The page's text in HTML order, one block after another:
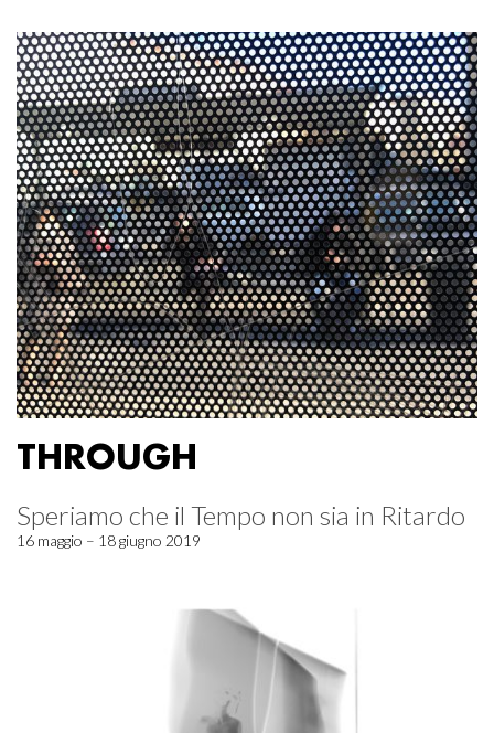
THROUGH
Speriamo che il Tempo non sia in Ritardo
16 maggio – 18 giugno 2019